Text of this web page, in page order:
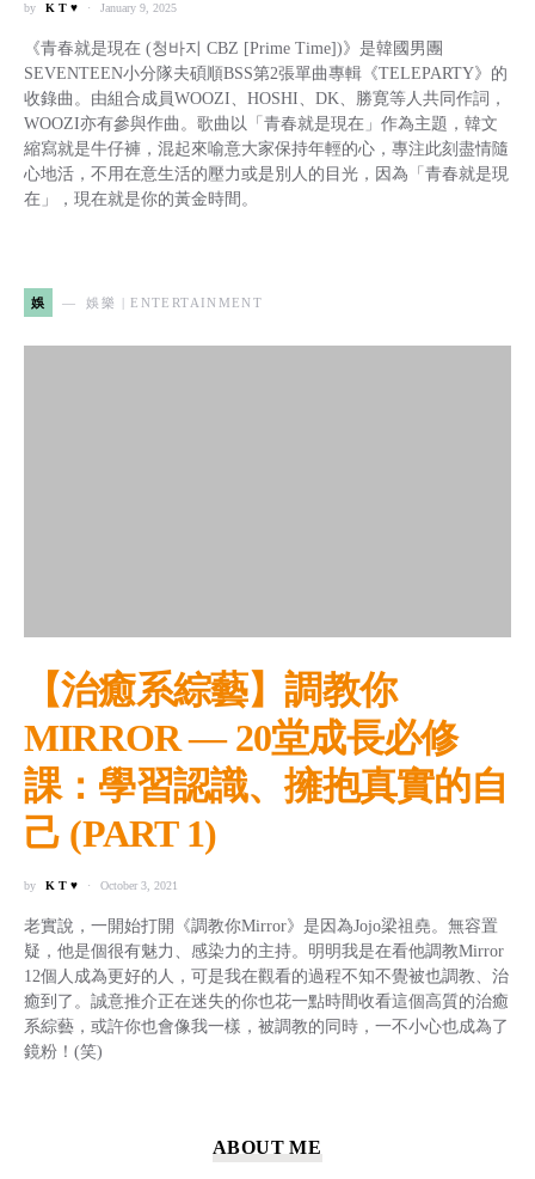
by K T ♥ January 9, 2025
《青春就是現在 (청바지 CBZ [Prime Time])》是韓國男團
SEVENTEEN小分隊夫碩順BSS第2張單曲專輯《TELEPARTY》的
收錄曲。由組合成員WOOZI、HOSHI、DK、勝寛等人共同作詞，
WOOZI亦有參與作曲。歌曲以「青春就是現在」作為主題，韓文
縮寫就是牛仔褲，混起來喻意大家保持年輕的心，專注此刻盡情隨
心地活，不用在意生活的壓力或是別人的目光，因為「青春就是現
在」，現在就是你的黃金時間。
娛 娛樂 | ENTERTAINMENT
【治癒系綜藝】調教你
MIRROR — 20堂成長必修
課：學習認識、擁抱真實的自
己 (PART 1)
by K T ♥ October 3, 2021
老實說，一開始打開《調教你Mirror》是因為Jojo梁祖堯。無容置
疑，他是個很有魅力、感染力的主持。明明我是在看他調教Mirror
12個人成為更好的人，可是我在觀看的過程不知不覺被也調教、治
癒到了。誠意推介正在迷失的你也花一點時間收看這個高質的治癒
系綜藝，或許你也會像我一樣，被調教的同時，一不小心也成為了
鏡粉！(笑)
ABOUT ME